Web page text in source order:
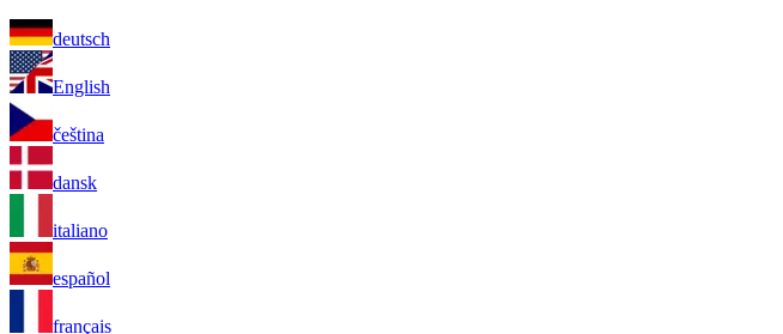
deutsch
English
čeština
dansk
italiano
español
français